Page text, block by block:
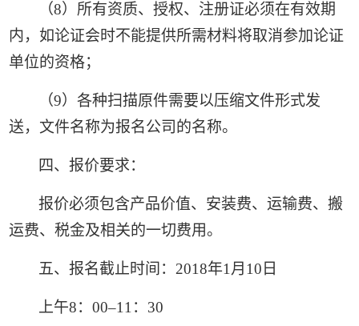
（8）所有资质、授权、注册证必须在有效期
内，如论证会时不能提供所需材料将取消参加论证
单位的资格；
（9）各种扫描原件需要以压缩文件形式发
送，文件名称为报名公司的名称。
四、报价要求：
报价必须包含产品价值、安装费、运输费、搬
运费、税金及相关的一切费用。
五、报名截止时间： 2018年1 月 10 日
上午8：00–11 ： 30